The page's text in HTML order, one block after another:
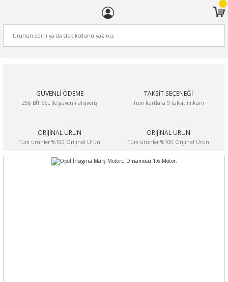
GÜVENLİ ÖDEME
256 BİT SSL ile güvenli alışveriş
TAKSİT SEÇENEĞİ
Tüm kartlara 9 taksit imkanı
ORİJİNAL ÜRÜN
Tüm ürünler %100 Orijinal Ürün
ORİJİNAL ÜRÜN
Tüm ürünler %100 Orijinal Ürün